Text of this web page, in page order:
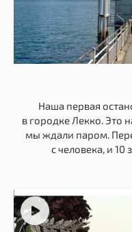
Наша первая
в городке Лекко. Это
мы ждали паром.
с человека, и 10